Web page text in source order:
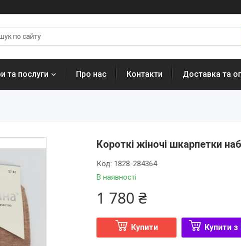
та послуги Про нас Контакти Доставка та
Короткі жіночі шкарпетки
В наявності
Код: 1828-284364
1 780 ₴
Купити Купити з